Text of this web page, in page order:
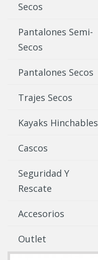
Secos
Pantalones Semi-
Secos
Pantalones Secos
Trajes Secos
Kayaks Hinchables
Cascos
Seguridad Y
Rescate
Accesorios
Outlet